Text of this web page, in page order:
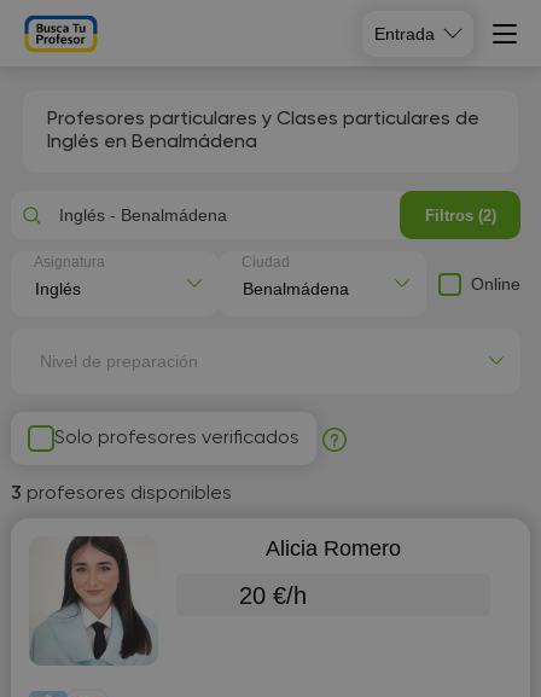
Entrada
Profesores particulares y Clases particulares de
Inglés en Benalmádena
Solo profesores verificados
3 profesores disponibles
Alicia Romero
20 €/h
Inglés - Benalmádena Filtros (2)
Asignatura Ciudad
Online
Nivel de preparación